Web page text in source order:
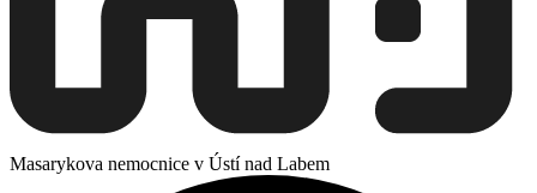
Masarykova nemocnice v Ústí nad Labem